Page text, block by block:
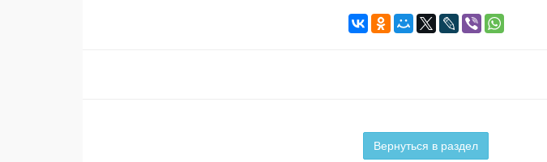
Вернуться в раздел